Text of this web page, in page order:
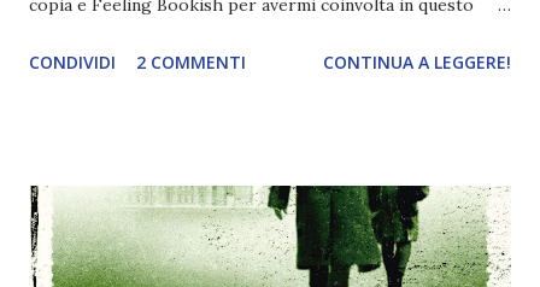
copia e Feeling Bookish per avermi coinvolta in questo
Christie, Callixte, Isabelle Bottier Pagine: 64 Editore:
Linnet Ridgeway, la ragazza più ricca d'Inghilterra, in luna di
miele. Ciascuno dei personaggi ha però una sua storia e un
suo segreto, accuratamente nascosto sotto
CONDIVIDI 2 COMMENTI CONTINUA A LEGGERE!